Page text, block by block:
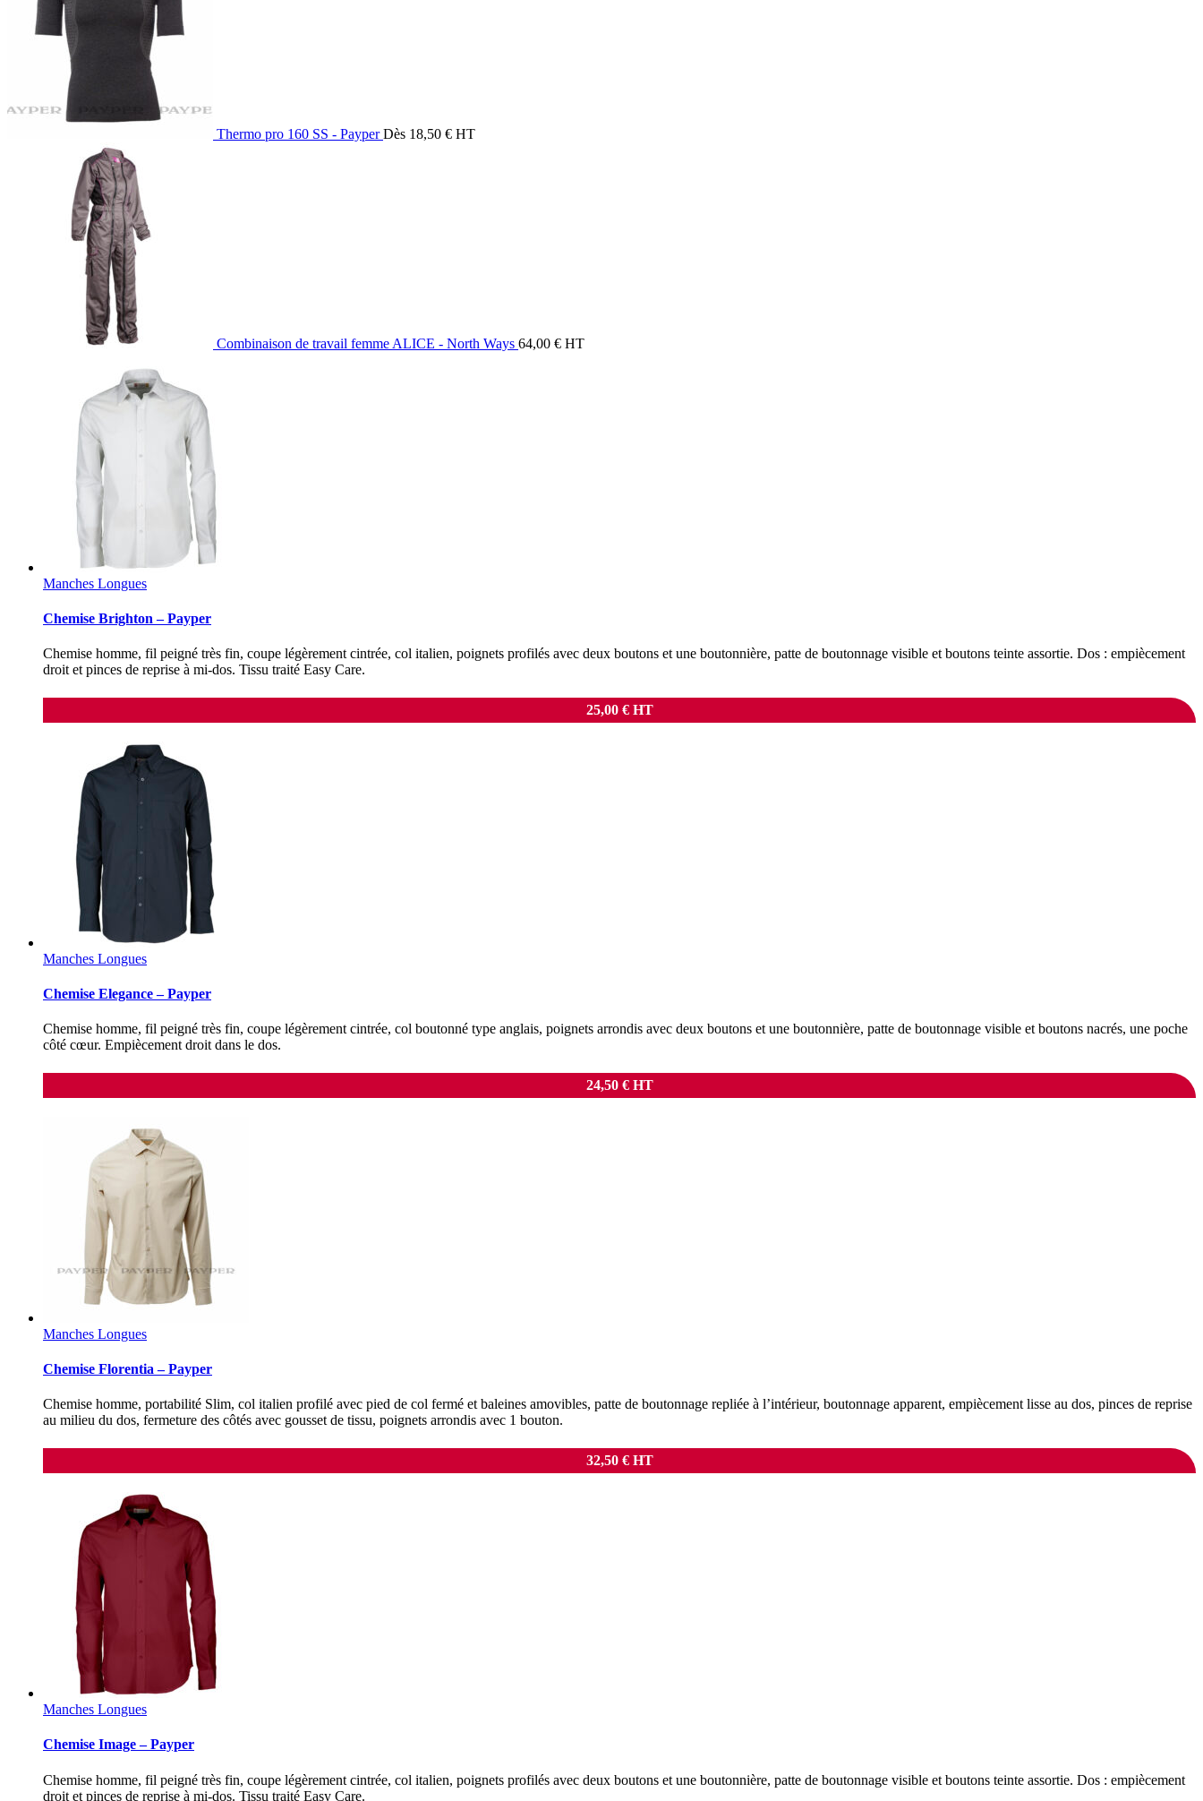
Thermo pro 160 SS - Payper Dès 18,50 € HT
Combinaison de travail femme ALICE - North Ways 64,00 € HT
Manches Longues
Chemise Brighton – Payper
Chemise homme, fil peigné très fin, coupe légèrement cintrée, col italien, poignets profilés avec deux boutons et une boutonnière, patte de boutonnage visible et boutons teinte assortie. Dos : empiècement
droit et pinces de reprise à mi-dos. Tissu traité Easy Care.
25,00 €HT
Manches Longues
Chemise Elegance – Payper
Chemise homme, fil peigné très fin, coupe légèrement cintrée, col boutonné type anglais, poignets arrondis avec deux boutons et une boutonnière, patte de boutonnage visible et boutons nacrés, une poche
côté cœur. Empiècement droit dans le dos.
24,50 €HT
Manches Longues
Chemise Florentia – Payper
Chemise homme, portabilité Slim, col italien profilé avec pied de col fermé et baleines amovibles, patte de boutonnage repliée à l’intérieur, boutonnage apparent, empiècement lisse au dos, pinces de reprise
au milieu du dos, fermeture des côtés avec gousset de tissu, poignets arrondis avec 1 bouton.
32,50 €HT
Manches Longues
Chemise Image – Payper
Chemise homme, fil peigné très fin, coupe légèrement cintrée, col italien, poignets profilés avec deux boutons et une boutonnière, patte de boutonnage visible et boutons teinte assortie. Dos : empiècement
droit et pinces de reprise à mi-dos. Tissu traité Easy Care.